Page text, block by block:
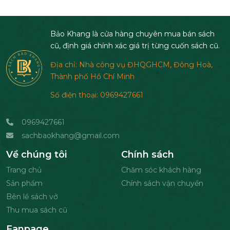
Bảo Khang là cửa hàng chuyên mua bán sách
cũ, định giá chính xác giá trị từng cuốn sách cũ.
Địa chỉ: Nhà công vụ ĐHQGHCM, Đông Hoà,
Thành phố Hồ Chí Minh
Số điện thoại: 0969427661
0969427661
sachbaokhang@gmail.com
Về chúng tôi
Trang chủ
Sản phẩm
Bên lề sách vở
Thu mua sách cũ
Chính sách
Chăm sóc khách hàng
Chính sách vận chuyển